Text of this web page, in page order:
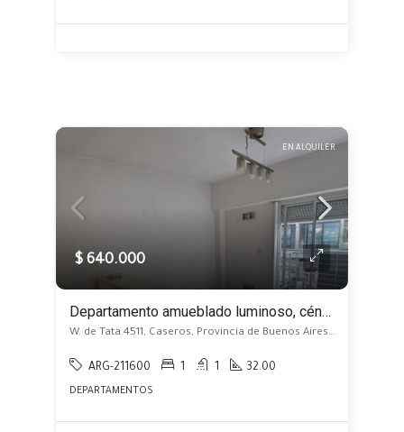
EN ALQUILER
$ 640.000
Departamento amueblado luminoso, céntrico, con balcón sin expensas
W. de Tata 4511, Caseros, Provincia de Buenos Aires, Argentina, Caseros, Caseros
ARG-211600 1 1 32.00
DEPARTAMENTOS